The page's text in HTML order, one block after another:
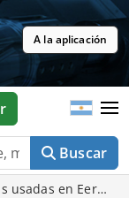
A la aplicación
Buscar
usadas en Eersel